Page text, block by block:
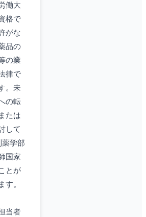
働大
格で
がな
品の
の業
律で
。未
の転
たは
して
薬学部
国家
とが
す。
当者